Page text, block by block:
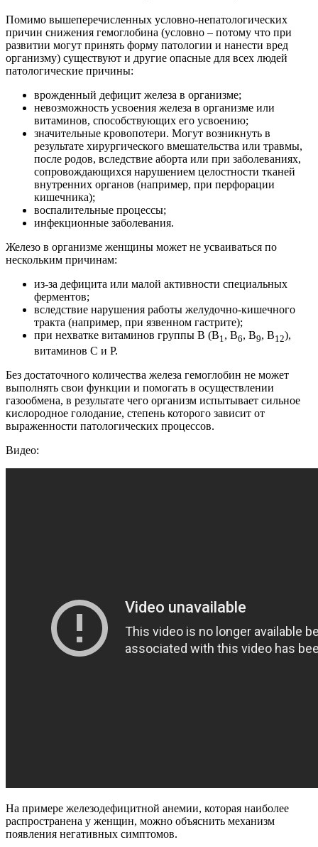
Помимо вышеперечисленных условно-непатологических
причин снижения гемоглобина (условно – потому что при
развитии могут принять форму патологии и нанести вред
организму) существуют и другие опасные для всех людей
патологические причины:
врожденный дефицит железа в организме;
невозможность усвоения железа в организме или
витаминов, способствующих его усвоению;
значительные кровопотери. Могут возникнуть в
результате хирургического вмешательства или травмы,
после родов, вследствие аборта или при заболеваниях,
сопровождающихся нарушением целостности тканей
внутренних органов (например, при перфорации
кишечника);
воспалительные процессы;
инфекционные заболевания.
Железо в организме женщины может не усваиваться по
нескольким причинам:
из-за дефицита или малой активности специальных
ферментов;
вследствие нарушения работы желудочно-кишечного
тракта (например, при язвенном гастрите);
при нехватке витаминов группы B (B1, B6, B9, B12),
витаминов C и P.
Без достаточного количества железа гемоглобин не может
выполнять свои функции и помогать в осуществлении
газообмена, в результате чего организм испытывает сильное
кислородное голодание, степень которого зависит от
выраженности патологических процессов.
Видео:
На примере железодефицитной анемии, которая наиболее
распространена у женщин, можно объяснить механизм
появления негативных симптомов.